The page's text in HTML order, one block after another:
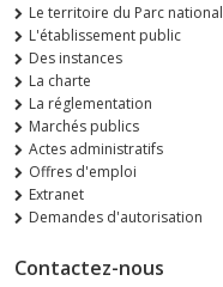
Le territoire du Parc national
L'établissement public
Des instances
La charte
La réglementation
Marchés publics
Actes administratifs
Offres d'emploi
Extranet
Demandes d'autorisation
Contactez-nous